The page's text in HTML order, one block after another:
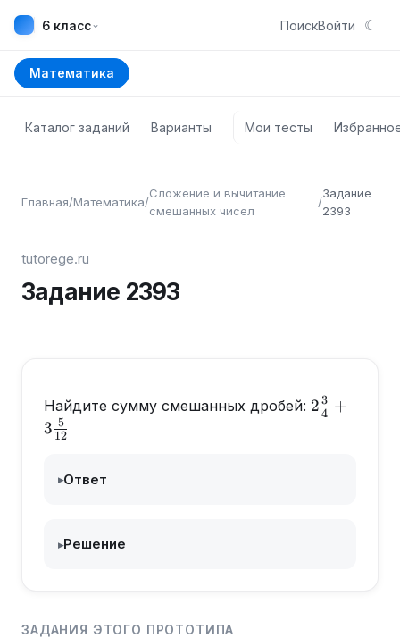
6 класс⌄ ПоискВойти ☾
Математика
Каталог заданий Варианты Мои тесты
Главная/Математика/
Сложение и вычитание
смешанных чисел
/
Задание
2393
tutorege.ru
Задание 2393
Найдите сумму смешанных дробей: 2 4
3 +
3 12
5
▸Ответ
▸Решение
ЗАДАНИЯ ЭТОГО ПРОТОТИПА